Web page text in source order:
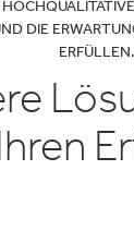
DIE
ERFÜLLEN.